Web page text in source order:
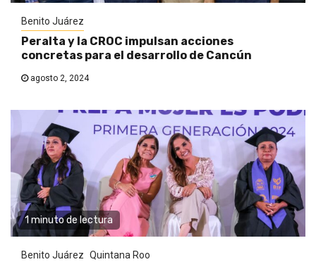
Benito Juárez
Peralta y la CROC impulsan acciones
concretas para el desarrollo de Cancún
agosto 2, 2024
1 minuto de lectura
Benito Juárez Quintana Roo